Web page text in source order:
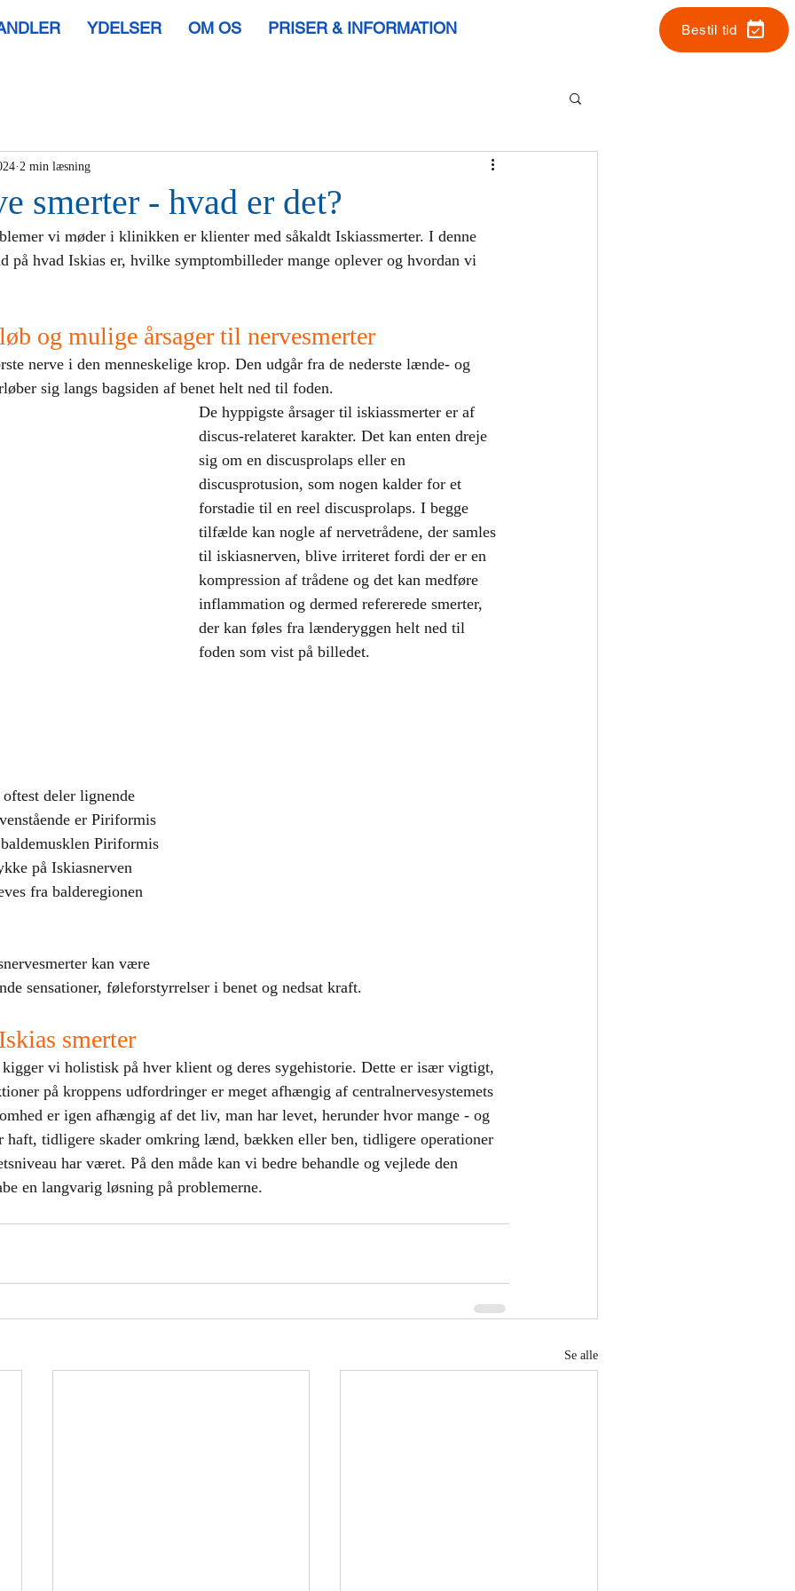
YDELSER OM OS PRISER & INFORMATION Bestil tid
smerter - hvad er det?
2 min læsning
vi møder i klinikken er klienter med såkaldt Iskiassmerter. I denne
på hvad Iskias er, hvilke symptombilleder mange oplever og hvordan vi
og mulige årsager til nervesmerter
nerve i den menneskelige krop. Den udgår fra de nederste lænde- og
sig langs bagsiden af benet helt ned til foden.
De hyppigste årsager til iskiassmerter er af
discus-relateret karakter. Det kan enten dreje
sig om en discusprolaps eller en
discusprotusion, som nogen kalder for et
forstadie til en reel discusprolaps. I begge
tilfælde kan nogle af nervetrådene, der samles
til iskiasnerven, blive irriteret fordi der er en
kompression af trådene og det kan medføre
inflammation og dermed refererede smerter,
der kan føles fra lænderyggen helt ned til
foden som vist på billedet.
deler lignende
er Piriformis
Piriformis
på Iskiasnerven
fra balderegionen
kan være
sensationer, føleforstyrrelser i benet og nedsat kraft.
smerter
vi holistisk på hver klient og deres sygehistorie. Dette er især vigtigt,
på kroppens udfordringer er meget afhængig af centralnervesystemets
er igen afhængig af det liv, man har levet, herunder hvor mange - og
haft, tidligere skader omkring lænd, bækken eller ben, tidligere operationer
har været. På den måde kan vi bedre behandle og vejlede den
en langvarig løsning på problemerne.
Se alle